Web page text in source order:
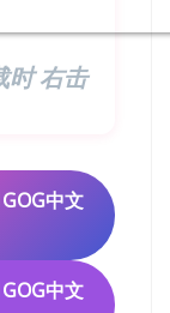
时 右击
中文
中文